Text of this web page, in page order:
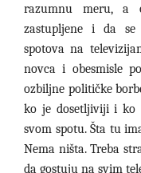
razumnu meru, a
zastupljene i da se
spotova na
novca i obesmisle
ozbiljne političke
ko je dosetljiviji i ko
svom spotu. Šta tu
Nema ništa. Treba
da gostuju na svim